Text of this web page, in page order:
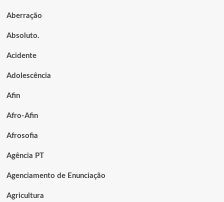
Aberração
Absoluto.
Acidente
Adolescência
Afin
Afro-Afin
Afrosofia
Agência PT
Agenciamento de Enunciação
Agricultura